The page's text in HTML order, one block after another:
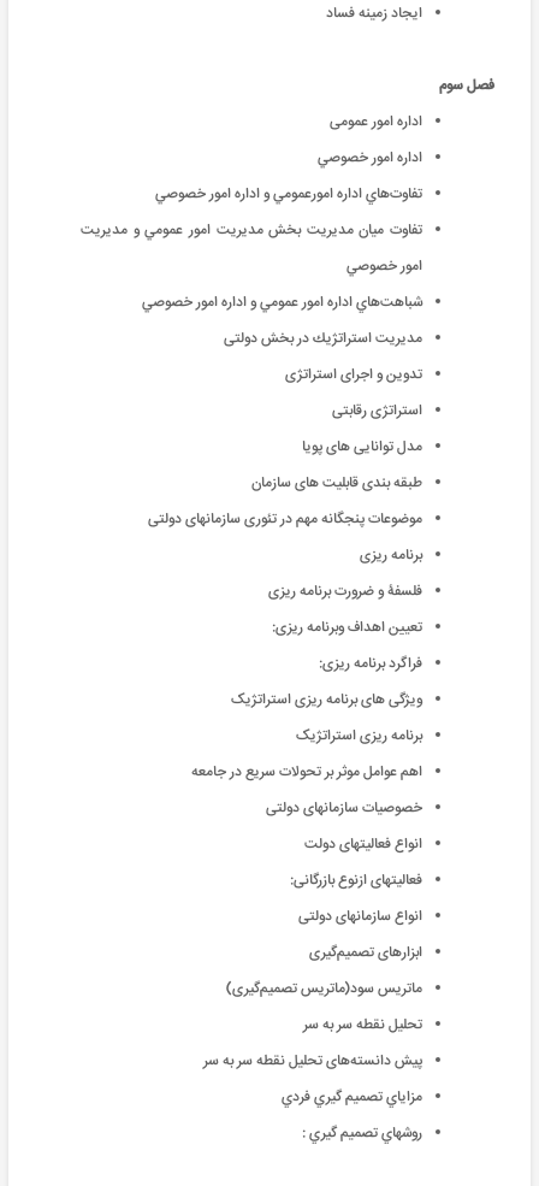
ایجاد زمینه فساد
فصل سوم
اداره امور عمومی
اداره امور خصوصي
تفاوت‌هاي اداره امورعمومي و اداره امور خصوصي
تفاوت ميان مديريت بخش مديريت امور عمومي و مديريت
امور خصوصي
شباهت‌هاي اداره امور عمومي و اداره امور خصوصي
مدیریت استراتژیك در بخش دولتى
تدوین و اجراى استراتژى
استراتژى رقابتى
مدل توانایى هاى پویا
طبقه بندى قابلیت هاى سازمان
موضوعات پنجگانه مهم در تئوری سازمانهای دولتی
برنامه ریزی
فلسفۀ و ضرورت برنامه ریزی
تعیین اهداف وبرنامه ریزی:
فراگرد برنامه ریزی:
ویژگی های برنامه ریزی استراتژیک
برنامه ریزی استراتژیک
اهم عوامل موثر بر تحولات سریع در جامعه
خصوصیات سازمانهای دولتی
انواع فعالیتهای دولت
فعالیتهای ازنوع بازرگانی:
انواع سازمانهای دولتی
ابزارهای تصمیم‌گیری
ماتریس سود(ماتریس تصمیم‌گیری)
تحلیل نقطه سر به سر
پیش دانسته‌های تحلیل نقطه سر به سر
مزاياي تصميم گيري فردي
روشهاي تصميم گيري :